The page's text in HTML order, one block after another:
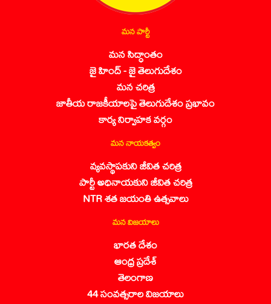
మన పార్టీ
మన సిద్ధాంతం
జై హింద్ - జై తెలుగుదేశం
మన చరిత్ర
జాతీయ రాజకీయాలపై తెలుగుదేశం ప్రభావం
కార్య నిర్వాహక వర్గం
మన నాయకత్వం
వ్యవస్థాపకుని జీవిత చరిత్ర
పార్టీ అధినాయకుని జీవిత చరిత్ర
NTR శత జయంతి ఉత్సవాలు
మన విజయాలు
భారత దేశం
ఆంధ్ర ప్రదేశ్
తెలంగాణ
44 సంవత్సరాల విజయాలు